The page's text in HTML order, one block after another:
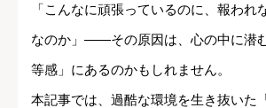
「こんなに頑張っているのに、報われ
なのか」――その原因は、心の中に潜
等感」にあるのかもしれません。
本記事では、過酷な環境を生き抜いた